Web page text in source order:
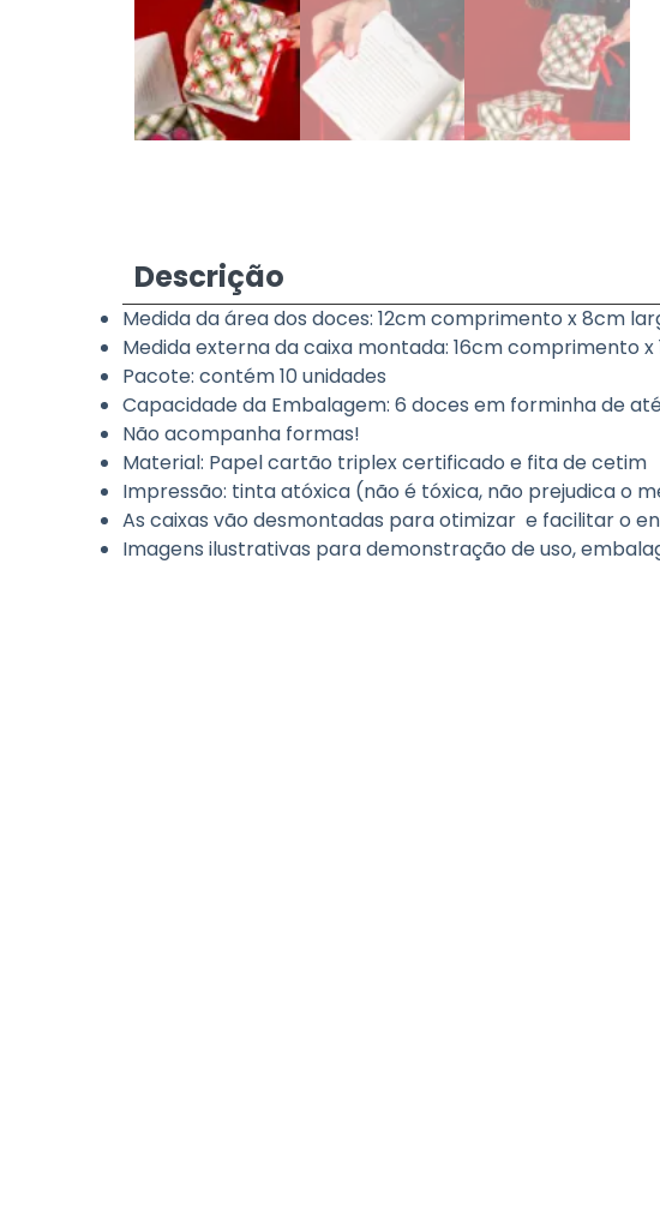
Descrição
Medida da área dos doces: 12cm comprimento x 8cm
Medida externa da caixa montada: 16cm comprimento x
Pacote: contém 10 unidades
Capacidade da Embalagem: 6 doces em forminha de
Não acompanha formas!
Material: Papel cartão triplex certificado e fita de cetim
Impressão: tinta atóxica (não é tóxica, não prejudica o
As caixas vão desmontadas para otimizar e facilitar o
Imagens ilustrativas para demonstração de uso,